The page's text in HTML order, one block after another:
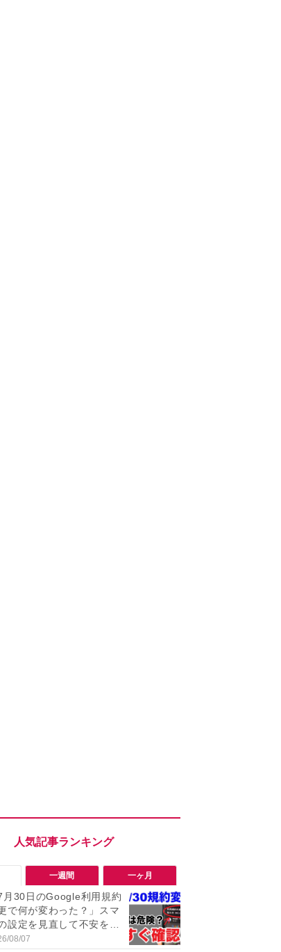
一週間 一ヶ月
7月30日のGoogle利用規約
で何が変わった？」スマ
設定を見直して不安を解
08/07